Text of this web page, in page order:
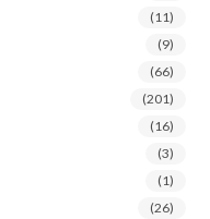
(11)
(9)
(66)
(201)
(16)
(3)
(1)
(26)